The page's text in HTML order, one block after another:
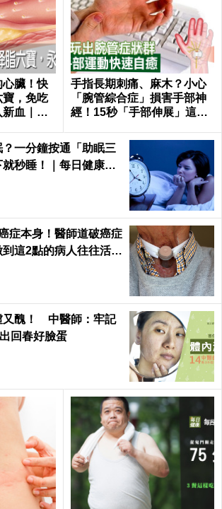
心臟！快
寶，免吃
血｜每
手指長期刺痛、麻木？小心
「腕管綜合症」損害手部神
經！15秒「手部伸展」這樣
一分鐘按通「助眠三
秒睡！｜每日健康He
症本身！醫師道破癌症
這2點的病人往往活下
又醜！ 中醫師：牢記
回春好臉蛋